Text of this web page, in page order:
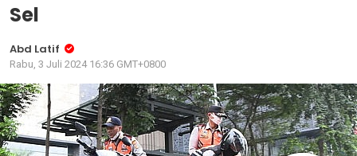
Sel
Abd Latif
Rabu, 3 Juli 2024 16:36 GMT+0800